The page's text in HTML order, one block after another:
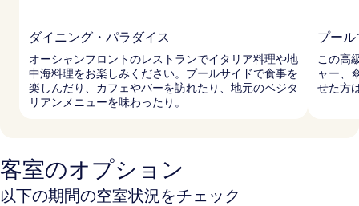
ダイニング・パラダイス
オーシャンフロントのレストランでイタリア料理や地
中海料理をお楽しみください。プールサイドで食事を
楽しんだり、カフェやバーを訪れたり、地元のベジタ
リアンメニューを味わったり。
プー
この高
ャー、
せた方
客室のオプション
以下の期間の空室状況をチェック